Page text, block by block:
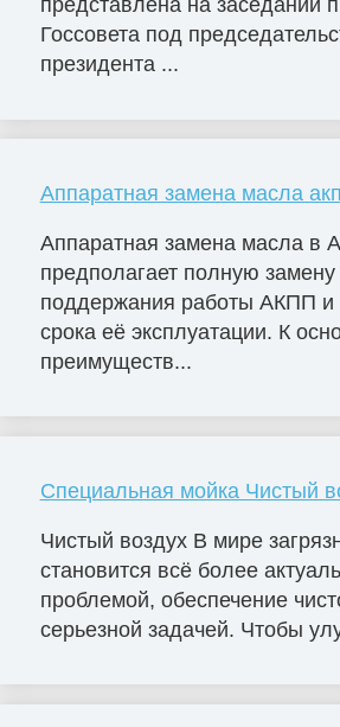
представлена на заседании
Госсовета под
президента ...
Аппаратная замена масла
Аппаратная замена масла в
предполагает полную
поддержания работы АКПП и
срока её эксплуатации. К
преимуществ...
Специальная мойка Чистый
Чистый воздух В мире
становится всё более
проблемой, обеспечение
серьезной задачей. Чтобы